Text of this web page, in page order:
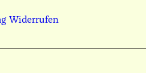
Widerrufen